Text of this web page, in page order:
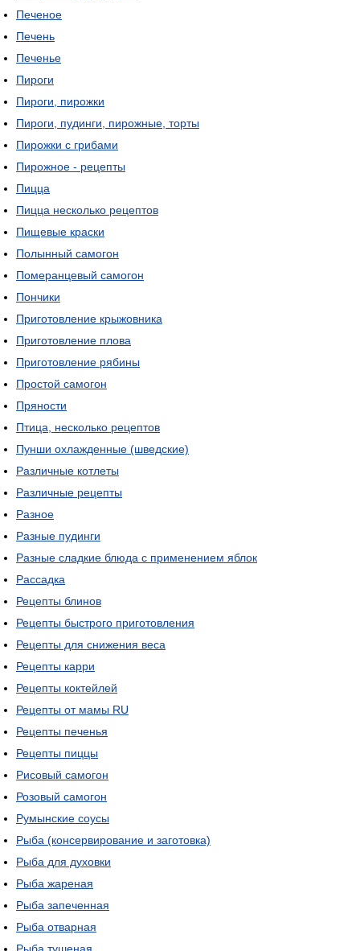
Печеное
Печень
Печенье
Пироги
Пироги, пирожки
Пироги, пудинги, пирожные, торты
Пирожки с грибами
Пирожное - рецепты
Пицца
Пицца несколько рецептов
Пищевые краски
Полынный самогон
Померанцевый самогон
Пончики
Приготовление крыжовника
Приготовление плова
Приготовление рябины
Простой самогон
Пряности
Птица, несколько рецептов
Пунши охлажденные (шведские)
Различные котлеты
Различные рецепты
Разное
Разные пудинги
Разные сладкие блюда с применением яблок
Рассадка
Рецепты блинов
Рецепты быстрого приготовления
Рецепты для снижения веса
Рецепты карри
Рецепты коктейлей
Рецепты от мамы RU
Рецепты печенья
Рецепты пиццы
Рисовый самогон
Розовый самогон
Румынские соусы
Рыба (консервирование и заготовка)
Рыба для духовки
Рыба жареная
Рыба запеченная
Рыба отварная